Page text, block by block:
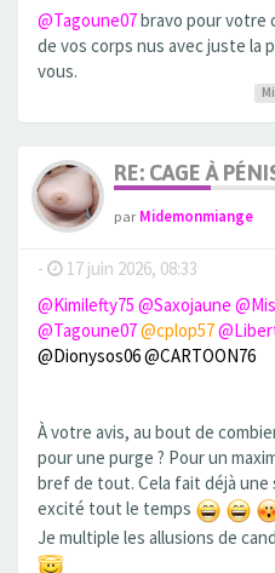
@Tagoune07bravo pour votre
de vos corps nus avec juste la
vous.
RE: CAGE À
parMidemonmiange
- 17 juin 2026, 08:33
@Kimilefty75 @Saxojaune
@Tagoune07@cplop57
@Dionysos06@CARTOON76
À votre avis, au bout de
pour une purge ? Pour un
bref de tout. Cela fait déjà une
excité tout le temps
Je multiple les allusions de